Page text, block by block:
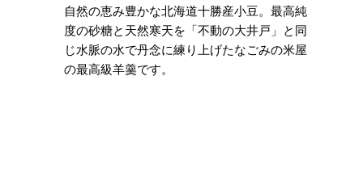
自然の恵み豊かな北海道十勝産小豆。最高純
度の砂糖と天然寒天を「不動の大井戸」と同
じ水脈の水で丹念に練り上げたなごみの米屋
の最高級羊羹です。